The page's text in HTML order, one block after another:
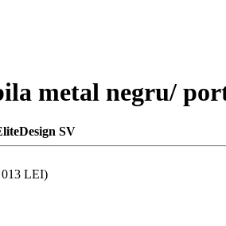
metal negru/
SV
013 LEI)